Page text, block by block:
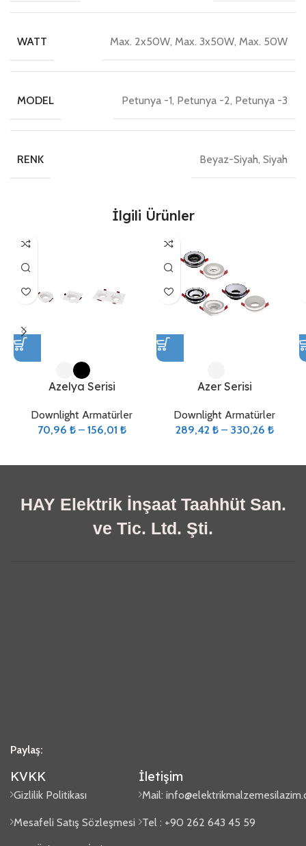
WATT Max. 2x50W, Max. 3x50W, Max. 50W
MODEL Petunya -1, Petunya -2, Petunya -3
RENK Beyaz-Siyah, Siyah
İlgili Ürünler
Azelya Serisi
Downlight Armatürler
70,96 ₺ – 156,01 ₺
Azer Serisi
Downlight Armatürler
289,42 ₺ – 330,26 ₺
HAY Elektrik İnşaat Taahhüt San.
ve Tic. Ltd. Şti.
Paylaş:
KVKK
Gizlilik Politikası
Mesafeli Satış Sözleşmesi
İletişim
Mail:
Tel : +90 262 643 45 59